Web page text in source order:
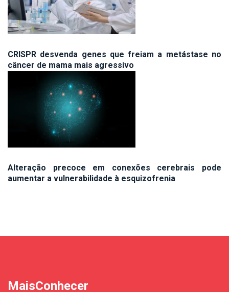
CRISPR desvenda genes que freiam a metástase no
câncer de mama mais agressivo
Alteração precoce em conexões cerebrais pode
aumentar a vulnerabilidade à esquizofrenia
MaisConhecer